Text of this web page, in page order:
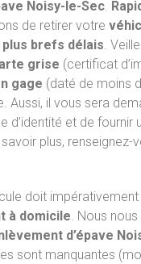
Noisy-le-Sec.
de retirer votre
plus brefs délais.
grise (certificat
gage (daté de moins
Aussi, il vous sera
d’identité et de fournir
plus, renseignez-
doit
à domicile. Nous
d’épave
sont manquantes